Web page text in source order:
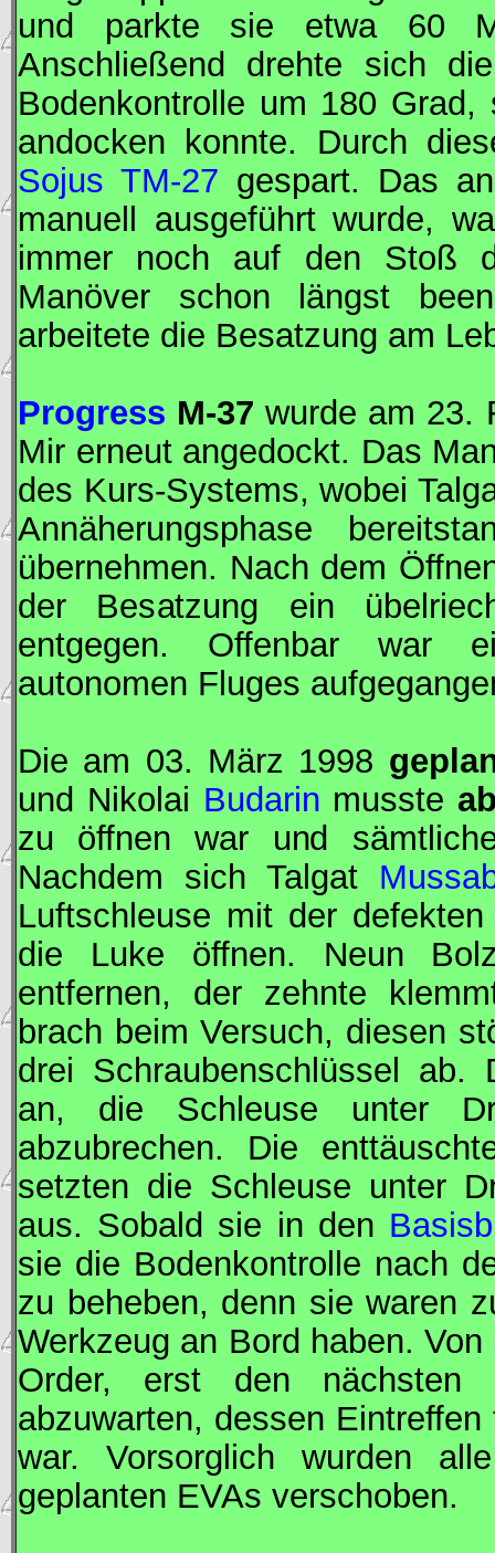
und parkte sie etwa 60
Anschließend drehte sich
Bodenkontrolle um 180
andocken konnte. Durch
Sojus TM-27 gespart. Das
manuell ausgeführt wurde,
immer noch auf den Stoß
Manöver schon längst
arbeitete die Besatzung am
Progress M-37 wurde am 23.
Mir erneut angedockt. Das
des Kurs-Systems, wobei
Annäherungsphase
übernehmen. Nach dem
der Besatzung ein
entgegen. Offenbar war
autonomen Fluges
Die am 03. März 1998
und Nikolai Budarin musste
zu öffnen war und
Nachdem sich Talgat
Luftschleuse mit der
die Luke öffnen. Neun
entfernen, der zehnte
brach beim Versuch, diesen
drei Schraubenschlüssel ab.
an, die Schleuse unter
abzubrechen. Die
setzten die Schleuse unter
aus. Sobald sie in den
sie die Bodenkontrolle nach
zu beheben, denn sie waren
Werkzeug an Bord haben.
Order, erst den nächsten
abzuwarten, dessen
war. Vorsorglich wurden
geplanten EVAs verschoben.